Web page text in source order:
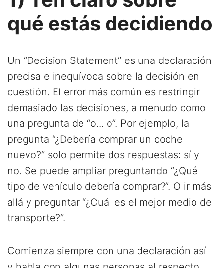
qué estás decidiendo
Un “Decision Statement” es una declaración
precisa e inequívoca sobre la decisión en
cuestión. El error más común es restringir
demasiado las decisiones, a menudo como
una pregunta de “o... o”. Por ejemplo, la
pregunta “¿Debería comprar un coche
nuevo?” solo permite dos respuestas: sí y
no. Se puede ampliar preguntando “¿Qué
tipo de vehículo debería comprar?”. O ir más
allá y preguntar “¿Cuál es el mejor medio de
transporte?”.
Comienza siempre con una declaración así